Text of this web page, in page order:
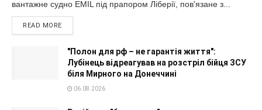
вантажне судно EMIL під прапором Ліберії, пов'язане з...
READ MORE
"Полон для рф – не гарантія життя":
Лубінець відреагував на розстріл бійця ЗСУ
біля Мирного на Донеччині
06.08.2026